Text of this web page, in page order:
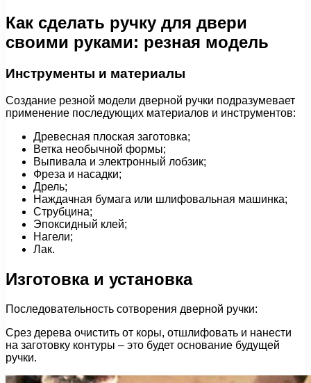
Как сделать ручку для двери
своими руками: резная модель
Инструменты и материалы
Создание резной модели дверной ручки подразумевает
применение последующих материалов и инструментов:
Древесная плоская заготовка;
Ветка необычной формы;
Выпивала и электронный лобзик;
Фреза и насадки;
Дрель;
Наждачная бумага или шлифовальная машинка;
Струбцина;
Эпоксидный клей;
Нагели;
Лак.
Изготовка и установка
Последовательность сотворения дверной ручки:
Срез дерева очистить от коры, отшлифовать и нанести
на заготовку контуры – это будет основание будущей
ручки.